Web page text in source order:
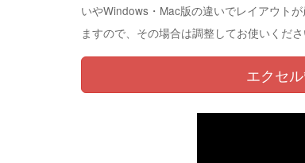
いやWindows・Mac版の違いでレイアウト
ますので、その場合は調整してお使いくださ
エクセ